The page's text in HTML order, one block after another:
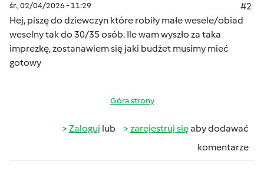
śr., 02/04/2026 - 11:29
#2
Hej, piszę do dziewczyn które robiły małe wesele/obiad
weselny tak do 30/35 osób. Ile wam wyszło za taka
imprezkę, zostanawiem się jaki budżet musimy mieć
gotowy
Góra strony
Zaloguj lub zarejestruj sięaby dodawać
komentarze